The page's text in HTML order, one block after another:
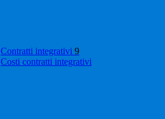
Contratti integrativi 9
Costi contratti integrativi